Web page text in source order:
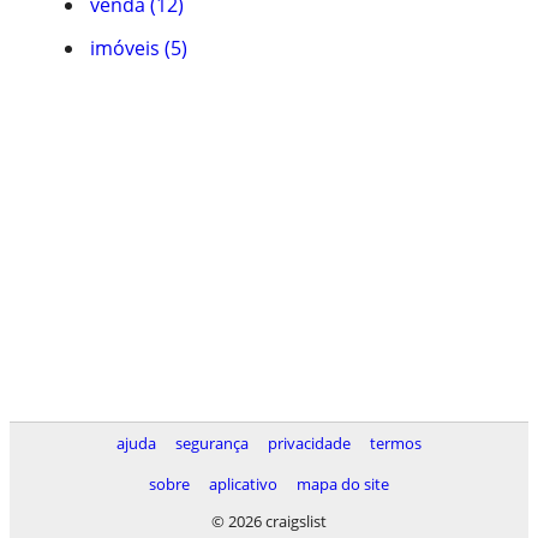
imóveis (5)
ajuda segurança privacidade
termos
sobre
aplicativo
mapa do site
© 2026 craigslist